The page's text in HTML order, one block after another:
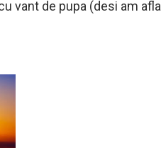
vant de pupa (desi am